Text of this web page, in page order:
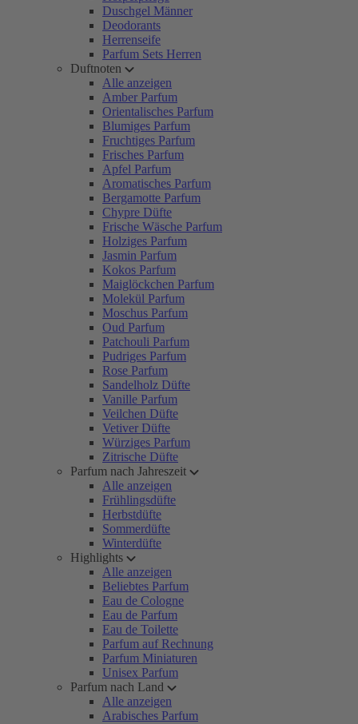
Duschgel Männer
Deodorants
Herrenseife
Parfum Sets Herren
Duftnoten
Alle anzeigen
Amber Parfum
Orientalisches Parfum
Blumiges Parfum
Fruchtiges Parfum
Frisches Parfum
Apfel Parfum
Aromatisches Parfum
Bergamotte Parfum
Chypre Düfte
Frische Wäsche Parfum
Holziges Parfum
Jasmin Parfum
Kokos Parfum
Maiglöckchen Parfum
Molekül Parfum
Moschus Parfum
Oud Parfum
Patchouli Parfum
Pudriges Parfum
Rose Parfum
Sandelholz Düfte
Vanille Parfum
Veilchen Düfte
Vetiver Düfte
Würziges Parfum
Zitrische Düfte
Parfum nach Jahreszeit
Alle anzeigen
Frühlingsdüfte
Herbstdüfte
Sommerdüfte
Winterdüfte
Highlights
Alle anzeigen
Beliebtes Parfum
Eau de Cologne
Eau de Parfum
Eau de Toilette
Parfum auf Rechnung
Parfum Miniaturen
Unisex Parfum
Parfum nach Land
Alle anzeigen
Arabisches Parfum